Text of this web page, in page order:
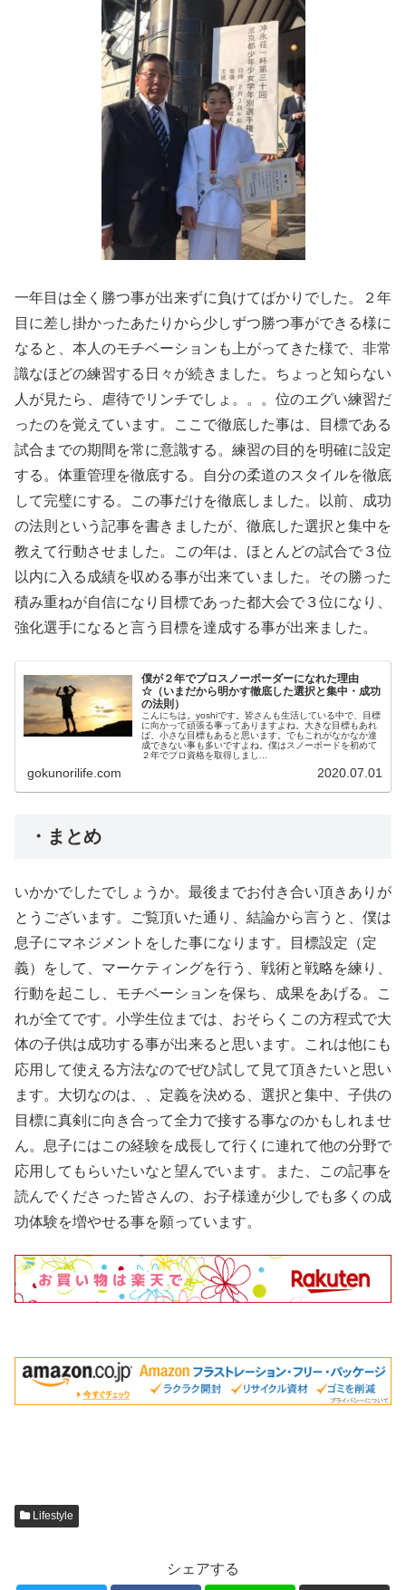
一年目は全く勝つ事が出来ずに負けてばかりでした。２年
目に差し掛かったあたりから少しずつ勝つ事ができる様に
なると、本人のモチベーションも上がってきた様で、非常
識なほどの練習する日々が続きました。ちょっと知らない
人が見たら、虐待でリンチでしょ。。。位のエグい練習だ
ったのを覚えています。ここで徹底した事は、目標である
試合までの期間を常に意識する。練習の目的を明確に設定
する。体重管理を徹底する。自分の柔道のスタイルを徹底
して完璧にする。この事だけを徹底しました。以前、成功
の法則という記事を書きましたが、徹底した選択と集中を
教えて行動させました。この年は、ほとんどの試合で３位
以内に入る成績を収める事が出来ていました。その勝った
積み重ねが自信になり目標であった都大会で３位になり、
強化選手になると言う目標を達成する事が出来ました。
僕が２年でプロスノーボーダーになれた理由
☆（いまだから明かす徹底した選択と集中・成功
の法則）
こんにちは。yoshiです。皆さんも生活している中で、目標
に向かって頑張る事ってありますよね。大きな目標もあれ
ば、小さな目標もあると思います。でもこれがなかなか達
成できない事も多いですよね。僕はスノーボードを初めて
２年でプロ資格を取得しまし...
gokunorilife.com 2020.07.01
・まとめ
いかかでしたでしょうか。最後までお付き合い頂きありが
とうございます。ご覧頂いた通り、結論から言うと、僕は
息子にマネジメントをした事になります。目標設定（定
義）をして、マーケティングを行う、戦術と戦略を練り、
行動を起こし、モチベーションを保ち、成果をあげる。こ
れが全てです。小学生位までは、おそらくこの方程式で大
体の子供は成功する事が出来ると思います。これは他にも
応用して使える方法なのでぜひ試して見て頂きたいと思い
ます。大切なのは、、定義を決める、選択と集中、子供の
目標に真剣に向き合って全力で接する事なのかもしれませ
ん。息子にはこの経験を成長して行くに連れて他の分野で
応用してもらいたいなと望んでいます。また、この記事を
読んでくださった皆さんの、お子様達が少しでも多くの成
功体験を増やせる事を願っています。
Lifestyle
シェアする